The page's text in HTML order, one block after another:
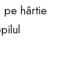
pe hârtie